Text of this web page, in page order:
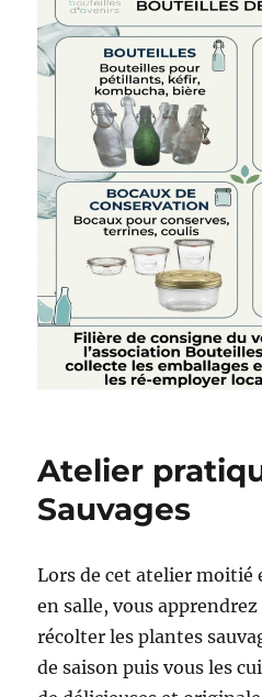
Atelier
Sauvages
Lors de cet atelier
en salle, vous
récolter les plantes
de saison puis vous les